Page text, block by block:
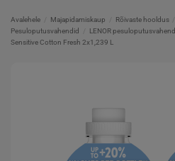
Avalehele Majapidamiskaup
Rõivaste hooldus
Pesuloputusvahendid
LENOR pesuloputusvahend
Sensitive Cotton Fresh 2x1,239 L